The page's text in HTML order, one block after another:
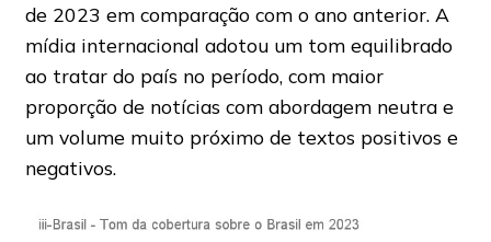
de 2023 em comparação com o ano anterior. A
mídia internacional adotou um tom equilibrado
ao tratar do país no período, com maior
proporção de notícias com abordagem neutra e
um volume muito próximo de textos positivos e
negativos.